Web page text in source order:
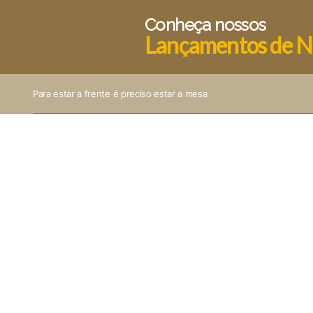
Conheça nossos
Lançamentos de
Para estar a frente é preciso estar a mesa